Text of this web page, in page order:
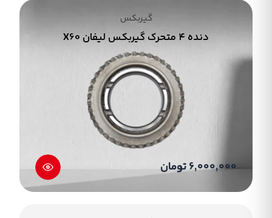
گیربکس
دنده ۴ متحرک گیربکس لیفان X60
6,000,000 تومان